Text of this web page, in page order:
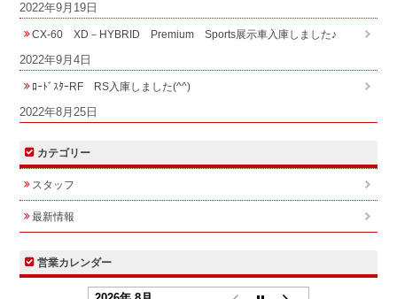
2022年9月19日
CX-60 XD－HYBRID Premium Sports展示車入庫しました♪
2022年9月4日
ﾛｰﾄﾞｽﾀｰRF RS入庫しました(^^)
2022年8月25日
カテゴリー
スタッフ
最新情報
営業カレンダー